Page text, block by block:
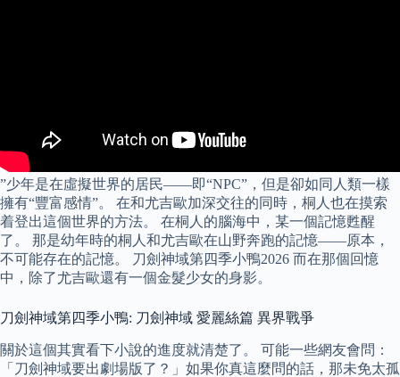
”少年是在虛擬世界的居民――即“NPC”，但是卻如同人類一樣
擁有“豐富感情”。 在和尤吉歐加深交往的同時，桐人也在摸索
着登出這個世界的方法。 在桐人的腦海中，某一個記憶甦醒
了。 那是幼年時的桐人和尤吉歐在山野奔跑的記憶――原本，
不可能存在的記憶。 刀劍神域第四季小鴨2026 而在那個回憶
中，除了尤吉歐還有一個金髮少女的身影。
刀劍神域第四季小鴨: 刀劍神域 愛麗絲篇 異界戰爭
關於這個其實看下小說的進度就清楚了。 可能一些網友會問：
「刀劍神域要出劇場版了？」如果你真這麼問的話，那未免太孤